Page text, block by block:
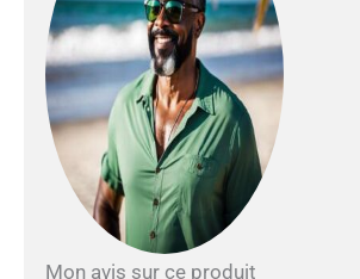
résistance
contre les
océaniques,
des plongées
longues. Un
fixation peut
une variété
permettant
scénarios. 👍
Mon avis sur ce produit